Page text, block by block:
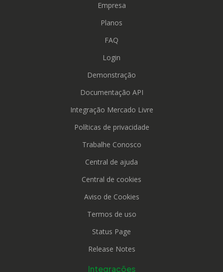
Empresa
Planos
FAQ
Login
Demonstração
Documentação API
Integração Mercado Livre
Políticas de privacidade
Trabalhe Conosco
Central de ajuda
Central de cookies
Aviso de Cookies
Termos de uso
Status Page
Release Notes
Integrações